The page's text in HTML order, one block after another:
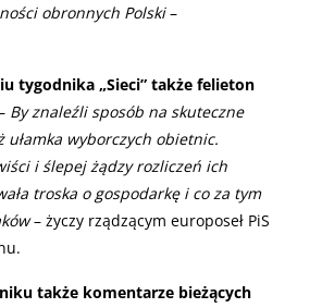
obronnych Polski–
tygodnika „Sieci” także felieton
By znaleźli sposób na skuteczne
ułamka wyborczych obietnic.
i ślepej żądzy rozliczeń ich
troska o gospodarkę i co za tym
– życzy rządzącym europoseł PiS
także komentarze bieżących